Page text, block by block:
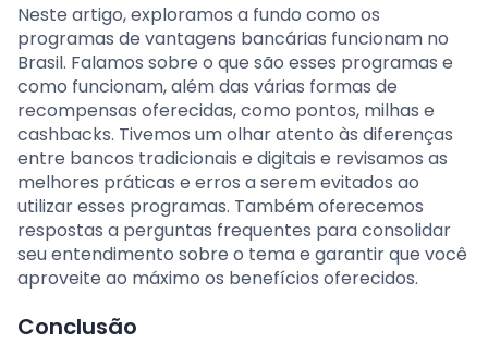
Neste artigo, exploramos a fundo como os
programas de vantagens bancárias funcionam no
Brasil. Falamos sobre o que são esses programas e
como funcionam, além das várias formas de
recompensas oferecidas, como pontos, milhas e
cashbacks. Tivemos um olhar atento às diferenças
entre bancos tradicionais e digitais e revisamos as
melhores práticas e erros a serem evitados ao
utilizar esses programas. Também oferecemos
respostas a perguntas frequentes para consolidar
seu entendimento sobre o tema e garantir que você
aproveite ao máximo os benefícios oferecidos.
Conclusão